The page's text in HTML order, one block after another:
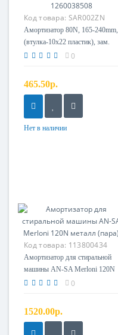
Код товара: SAR002ZN
Амортизатор 80N, 165-240mm,
(втулка-10x22 пластик), зам.
12ph56, 1322553007,
0
465.50р.
Нет в наличии
Код товара: 113800434
Амортизатор для стиральной
машины AN-SA Merloni 120N
металл (пара)
0
1520.00р.